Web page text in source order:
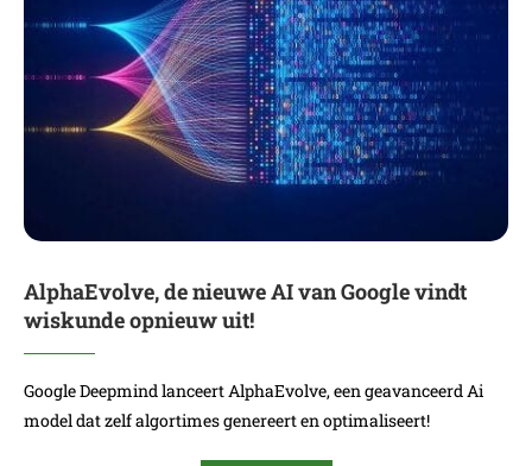
AlphaEvolve, de nieuwe AI van Google vindt
wiskunde opnieuw uit!
Google Deepmind lanceert AlphaEvolve, een geavanceerd Ai
model dat zelf algortimes genereert en optimaliseert!